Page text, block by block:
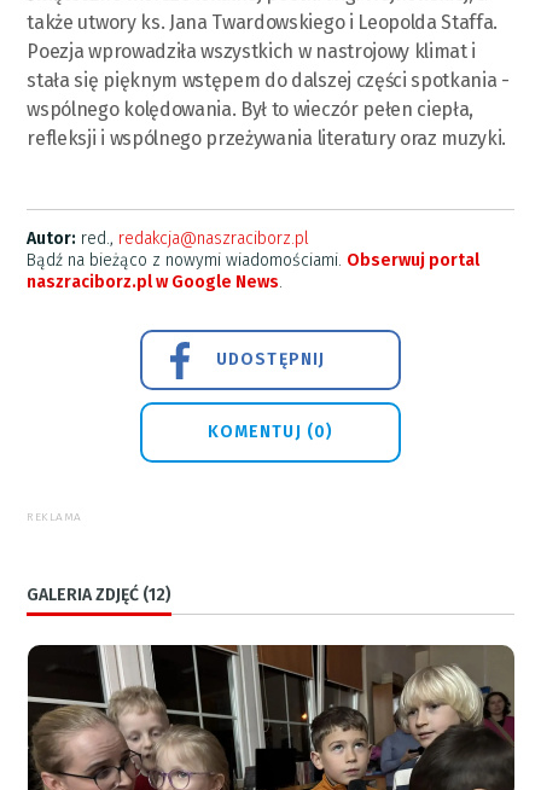
także utwory ks. Jana Twardowskiego i Leopolda Staffa.
Poezja wprowadziła wszystkich w nastrojowy klimat i
stała się pięknym wstępem do dalszej części spotkania -
wspólnego kolędowania. Był to wieczór pełen ciepła,
refleksji i wspólnego przeżywania literatury oraz muzyki.
Autor: red., redakcja@naszraciborz.pl
Bądź na bieżąco z nowymi wiadomościami. Obserwuj portal
naszraciborz.pl w Google News.
UDOSTĘPNIJ
KOMENTUJ (0)
REKLAMA
GALERIA ZDJĘĆ (12)